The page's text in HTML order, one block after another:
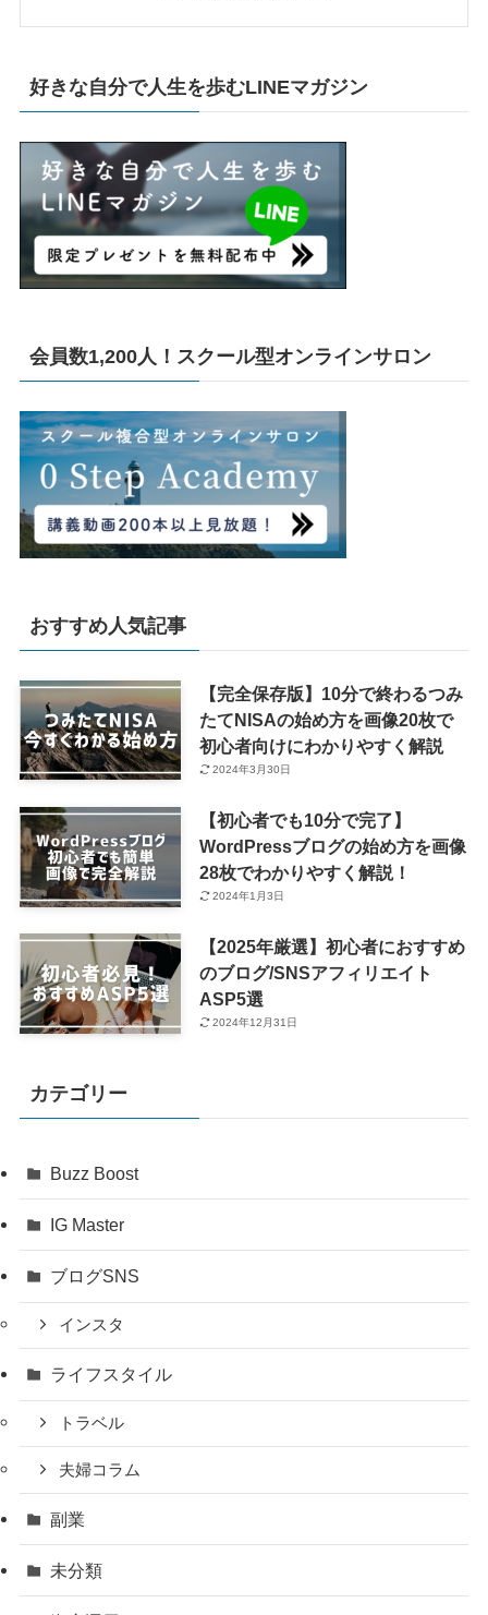
好きな自分で人生を歩むLINEマガジン
会員数1,200人！スクール型オンラインサロン
おすすめ人気記事
【完全保存版】10分で終わるつみ
たてNISAの始め方を画像20枚で
初心者向けにわかりやすく解説
2024年3月30日
【初心者でも10分で完了】
WordPressブログの始め方を画像
28枚でわかりやすく解説！
2024年1月3日
【2025年厳選】初心者におすすめ
のブログ/SNSアフィリエイト
ASP5選
2024年12月31日
カテゴリー
Buzz Boost
IG Master
ブログSNS
インスタ
ライフスタイル
トラベル
夫婦コラム
副業
未分類